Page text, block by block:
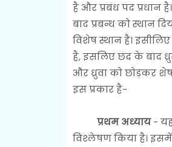
है और प्रबंध पद प्रधान
बाद प्रबन्ध को स्थान
विशेष स्थान है।
है, इसलिए छंद के बाद
और ध्रुवा को छोड़कर
इस प्रकार है-
प्रथम अध्याय- यह
विश्लेषण किया है। इसमें